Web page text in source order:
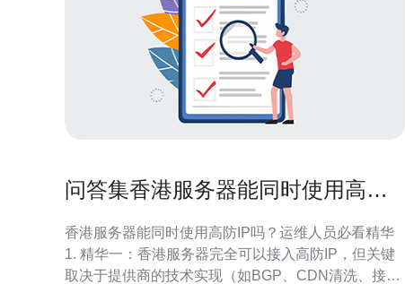
问答集香港服务器能同时使用高防ip
香港服务器能同时使用高防IP吗？运维人员必看精华
1. 精华一：香港服务器完全可以接入高防IP，但关键
取决于提供商的技术实现（如BGP、CDN清洗、接入